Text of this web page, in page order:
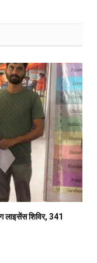
लाइसेंस शिविर, 341